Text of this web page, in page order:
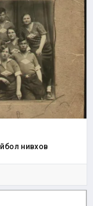
нивхов